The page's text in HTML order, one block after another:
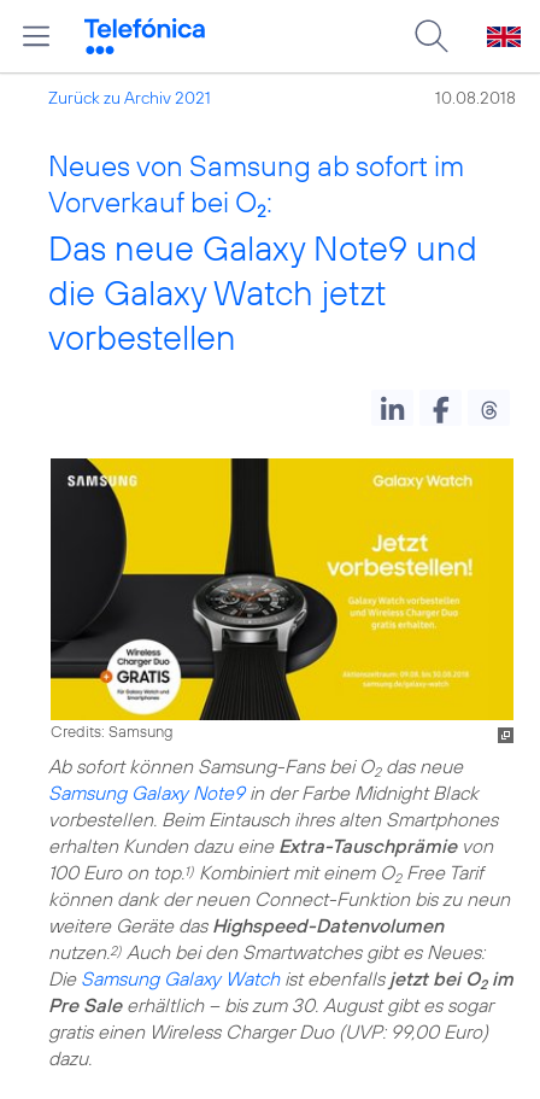
Zurück zu Archiv 2021 10.08.2018
Neues von Samsung ab sofort im
Vorverkauf bei O2:
Das neue Galaxy Note9 und
die Galaxy Watch jetzt
vorbestellen
Credits: Samsung
Ab sofort können Samsung-Fans bei O2das neue
Samsung Galaxy Note9in der Farbe Midnight Black
vorbestellen. Beim Eintausch ihres alten Smartphones
erhalten Kunden dazu eine Extra-Tauschprämievon
100 Euro on top. 1) Kombiniert mit einem O2Free Tarif
können dank der neuen Connect-Funktion bis zu neun
weitere Geräte das Highspeed-Datenvolumen
nutzen. 2) Auch bei den Smartwatches gibt es Neues:
Die Samsung Galaxy Watchist ebenfallsjetzt bei O2im
Pre Saleerhältlich – bis zum 30. August gibt es sogar
gratis einen Wireless Charger Duo (UVP: 99,00 Euro)
dazu.